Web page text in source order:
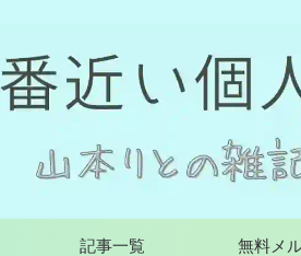
記事一覧 無料メ